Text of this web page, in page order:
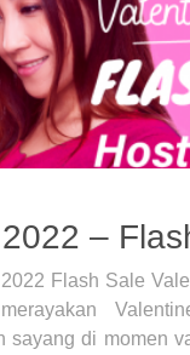
–
Flash Sale
sayang di momen